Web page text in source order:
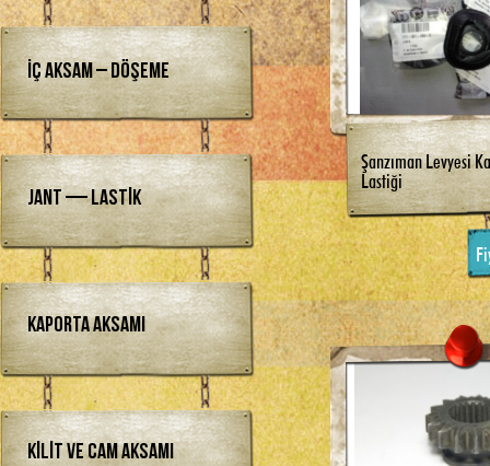
İç Aksam – Döşeme
Jant — Lastik
Kaporta Aksamı
Kilit ve Cam Aksamı
Şanzıman Levyesi
Lastiği